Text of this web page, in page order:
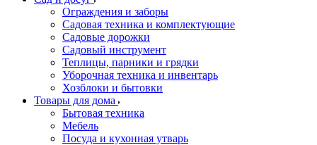
Ограждения и заборы
Садовая техника и комплектующие
Садовые дорожки
Садовый инструмент
Теплицы, парники и грядки
Уборочная техника и инвентарь
Хозблоки и бытовки
Товары для дома
Бытовая техника
Мебель
Посуда и кухонная утварь